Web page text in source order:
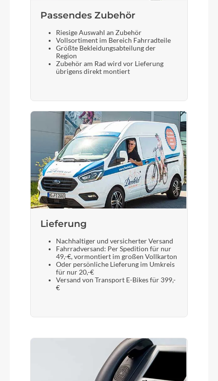
Bremshebel
Tektro HD-T280
Sattel
Selle Royal Lookin Relaxed
Gabel
AL, starr, Schaft 1.5"
Sattelstütze
Limotec S1, 400 mm, Ø27.2 mm, 50 mm
Passendes Zubehör
Riesige Auswahl an Zubehör
Vollsortiment im Bereich Fahrradteile
Größte Bekleidungsabteilung der
Region
Zubehör am Rad wird vor Lieferung
übrigens direkt montiert
Lieferung
Nachhaltiger und versicherter Versand
Fahrradversand: Per Spedition für nur
49,-€, vormontiert im großen Vollkarton
Oder persönliche Lieferung im Umkreis
für nur 20,-€
Versand von Transport E-Bikes für 399,-
€